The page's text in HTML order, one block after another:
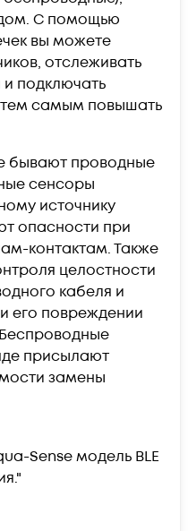
С помощью
вы можете
отслеживать
подключать
тем самым повышать
бывают проводные
сенсоры
источнику
опасности при
контактам. Также
целостности
кабеля и
его повреждении
присылают
замены
Sense модель BLE